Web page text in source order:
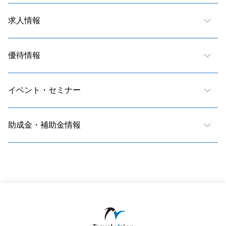
求人情報
優待情報
イベント・セミナー
助成金・補助金情報